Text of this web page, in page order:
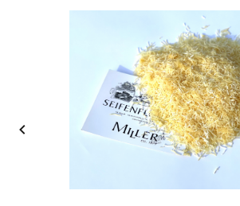
Bildergalerie überspringen